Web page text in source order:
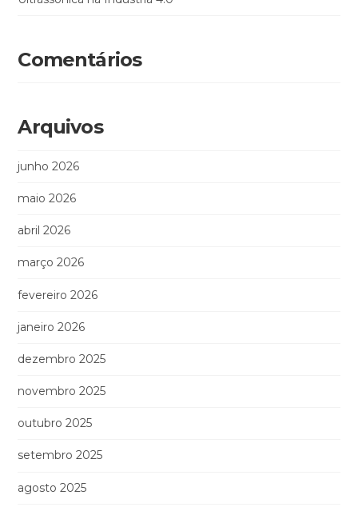
Comentários
Arquivos
junho 2026
maio 2026
abril 2026
março 2026
fevereiro 2026
janeiro 2026
dezembro 2025
novembro 2025
outubro 2025
setembro 2025
agosto 2025